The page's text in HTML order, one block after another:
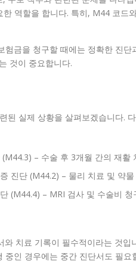
역할을 합니다. 특히, M44 코드
금을 청구할 때에는 정확한 진
것이 중요합니다.
된 실제 상황을 살펴보겠습니다.
– 수술 후 3개월 간의 재활
진단 (M44.2) – 물리 치료 및 약
(M44.4) – MRI 검사 및 수술비 청
치료 기록이 필수적이라는 것
인 경우에는 중간 진단서도 필요